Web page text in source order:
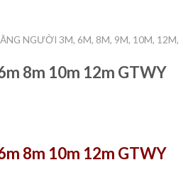
NGƯỜI 3M, 6M, 8M, 9M, 10M, 12M,
8m 10m 12m GTWY
8m 10m 12m GTWY